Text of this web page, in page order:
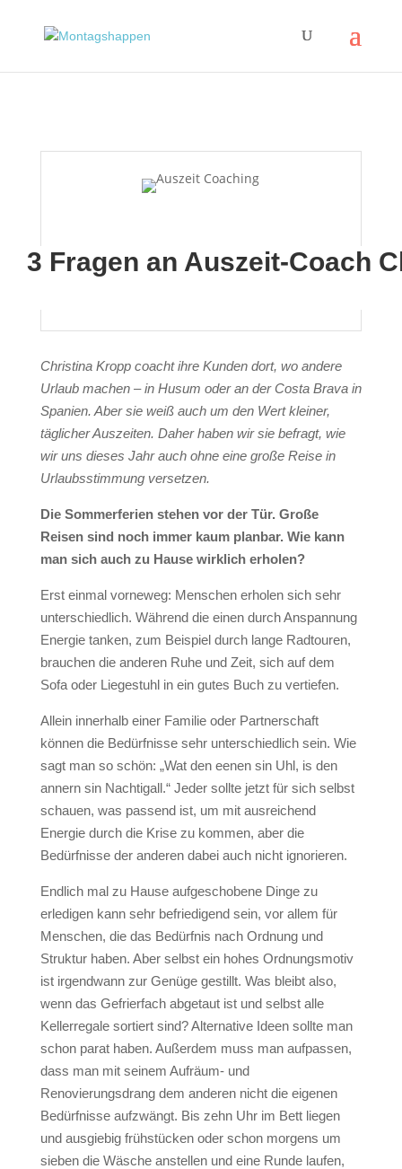
3 Fragen an Auszeit-Coach
Christina Kropp coacht ihre Kunden dort, wo andere
Urlaub machen – in Husum oder an der Costa Brava in
Spanien. Aber sie weiß auch um den Wert kleiner,
täglicher Auszeiten. Daher haben wir sie befragt, wie
wir uns dieses Jahr auch ohne eine große Reise in
Urlaubsstimmung versetzen.
Die Sommerferien stehen vor der Tür. Große
Reisen sind noch immer kaum planbar. Wie kann
man sich auch zu Hause wirklich erholen?
Erst einmal vorneweg: Menschen erholen sich sehr
unterschiedlich. Während die einen durch Anspannung
Energie tanken, zum Beispiel durch lange Radtouren,
brauchen die anderen Ruhe und Zeit, sich auf dem
Sofa oder Liegestuhl in ein gutes Buch zu vertiefen.
Allein innerhalb einer Familie oder Partnerschaft
können die Bedürfnisse sehr unterschiedlich sein. Wie
sagt man so schön: „Wat den eenen sin Uhl, is den
annern sin Nachtigall.“ Jeder sollte jetzt für sich selbst
schauen, was passend ist, um mit ausreichend
Energie durch die Krise zu kommen, aber die
Bedürfnisse der anderen dabei auch nicht ignorieren.
Endlich mal zu Hause aufgeschobene Dinge zu
erledigen kann sehr befriedigend sein, vor allem für
Menschen, die das Bedürfnis nach Ordnung und
Struktur haben. Aber selbst ein hohes Ordnungsmotiv
ist irgendwann zur Genüge gestillt. Was bleibt also,
wenn das Gefrierfach abgetaut ist und selbst alle
Kellerregale sortiert sind? Alternative Ideen sollte man
schon parat haben. Außerdem muss man aufpassen,
dass man mit seinem Aufräum- und
Renovierungsdrang dem anderen nicht die eigenen
Bedürfnisse aufzwängt. Bis zehn Uhr im Bett liegen
und ausgiebig frühstücken oder schon morgens um
sieben die Wäsche anstellen und eine Runde laufen,